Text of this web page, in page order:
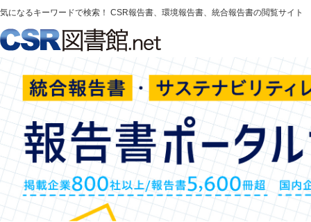
気になるキーワードで検索！ CSR報告書、環境報告書、統合報告書の閲覧サイト